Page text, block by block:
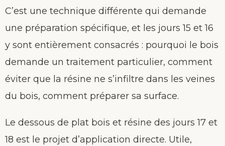
C’est une technique différente qui demande
une préparation spécifique, et les jours 15 et 16
y sont entièrement consacrés : pourquoi le bois
demande un traitement particulier, comment
éviter que la résine ne s’infiltre dans les veines
du bois, comment préparer sa surface.
Le dessous de plat bois et résine des jours 17 et
18 est le projet d’application directe. Utile,